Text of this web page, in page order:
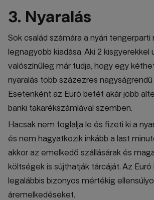
3. Nyaralás
Sok család számára a nyári tengerparti
legnagyobb kiadása. Aki 2 kisgyerekkel
valószínűleg már tudja, hogy egy
nyaralás több százezres
Esetenként az Euró betét akár jobb
banki takarékszámlával szemben.
Hacsak nem foglalja le és fizeti ki a
és nem hagyatkozik inkább a last
akkor az emelkedő szállásárak és
költségek is sújthatják tárcáját. Az
legalábbis bizonyos mértékig
áremelkedéseket.